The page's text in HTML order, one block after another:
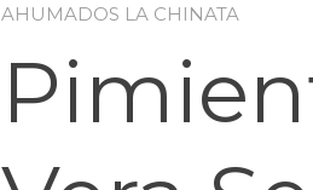
AHUMADOS LA CHINATA